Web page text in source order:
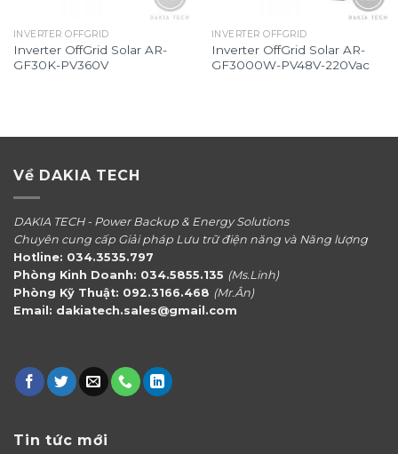
INVERTER OFFGRID
Inverter OffGrid Solar AR-
GF30K-PV360V
INVERTER OFFGRID
Inverter OffGrid Solar AR-
GF3000W-PV48V-220Vac
Về DAKIA TECH
DAKIA TECH - Power Backup & Energy Solutions
Chuyên cung cấp Giải pháp Lưu trữ điện năng và Năng lượng
Hotline: 034.3535.797
Phòng Kinh Doanh: 034.5855.135 (Ms.Linh)
Phòng Kỹ Thuật: 092.3166.468 (Mr.Ân)
Email: dakiatech.sales@gmail.com
Tin tức mới